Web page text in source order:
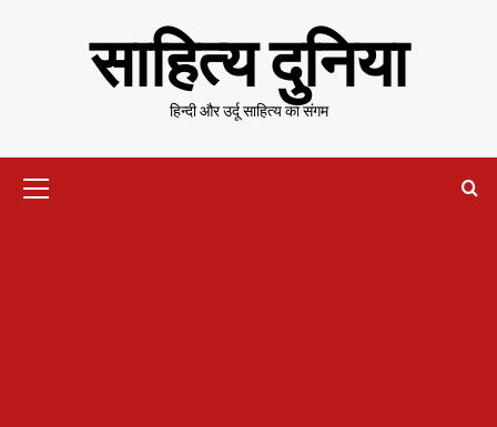
साहित्य दुनिया
हिन्दी और उर्दू साहित्य का संगम
Menu